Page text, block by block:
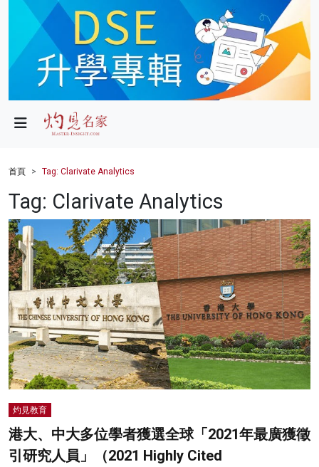
政局
財經
健康
商業
科技
影片
名家榜
灼見活動
首頁 Tag: Clarivate Analytics
Tag: Clarivate Analytics
灼見教育
港大、中大多位學者獲選全球「2021年最廣獲徵
引研究人員」（2021 Highly Cited